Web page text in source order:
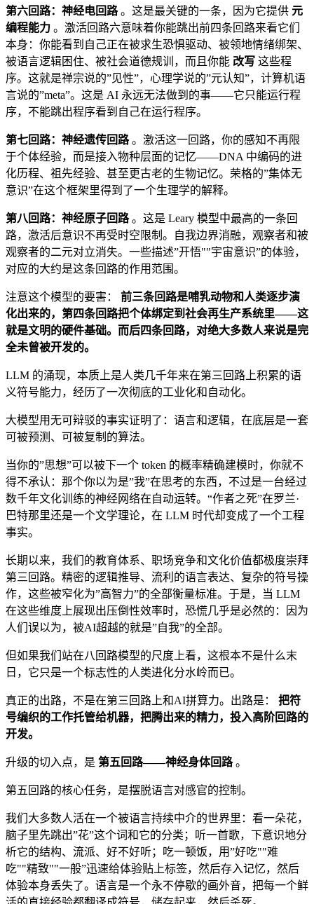
第六回路：神经电回路。这是最关键的一条，因为它提供 元
编程能力 。激活回路六意味着你能跳出前四条回路来看它们
本身：你能看到自己正在被求生恐惧驱动、被领地情绪绑架、
被语言逻辑困住、被社会道德规训，而且你能 改写 这些程
序。这就是禅宗说的”见性”，心理学说的”元认知”，计算机语
言说的”meta”。这是 AI 永远无法做到的事——它只能运行程
序，不能跳出程序看到自己在运行程序。
第七回路：神经遗传回路。激活这一回路，你的感知不再限
于个体经验，而是接入物种层面的记忆——DNA 中编码的进
化历程、祖先经验、甚至更古老的生物记忆。荣格的”集体无
意识”在这个框架里得到了一个生理学的解释。
第八回路：神经原子回路。这是 Leary 模型中最高的一条回
路，激活后意识不再受时空限制。自我边界消融，观察者和被
观察者的二元对立消失。一些描述”开悟""宇宙意识”的体验，
对应的大约是这条回路的作用范围。
注意这个模型的要害： 前三条回路是哺乳动物和人类逐步演
化出来的，第四条回路把个体绑定到社会再生产系统里——这
就是文明的硬件基础。而后四条回路，对绝大多数人来说是完
全未曾被开发的。
LLM 的涌现，本质上是人类几千年来在第三回路上积累的语
义符号能力，经历了一次彻底的工业化和自动化。
大模型用无可辩驳的事实证明了：语言和逻辑，在底层是一套
可被预测、可被复制的算法。
当你的”思想”可以被下一个 token 的概率精确建模时，你就不
得不承认：那个你以为是”我”在思考的东西，不过是一台经过
数千年文化训练的神经网络在自动运转。“作者之死”在罗兰·
巴特那里还是一个文学理论，在 LLM 时代却变成了一个工程
事实。
长期以来，我们的教育体系、职场竞争和文化价值都极度崇拜
第三回路。精密的逻辑推导、流利的语言表达、复杂的符号操
作，这些被窄化为”高智力”的全部衡量标准。于是，当 LLM
在这些维度上展现出压倒性效率时，恐慌几乎是必然的：因为
人们误以为，被AI超越的就是”自我”的全部。
但如果我们站在八回路模型的尺度上看，这根本不是什么末
日，它只是一个标志性的人类进化分水岭而已。
真正的出路，不是在第三回路上和AI拼算力。出路是： 把符
号编织的工作托管给机器，把腾出来的精力，投入高阶回路的
开发。
升级的切入点，是 第五回路——神经身体回路。
第五回路的核心任务，是摆脱语言对感官的控制。
我们大多数人活在一个被语言持续中介的世界里：看一朵花，
脑子里先跳出”花”这个词和它的分类；听一首歌，下意识地分
析它的结构、流派、好不好听；吃一顿饭，用”好吃""难
吃""精致""一般”迅速给体验贴上标签，然后存入记忆，然后
体验本身丢失了。语言是一个永不停歇的画外音，把每一个鲜